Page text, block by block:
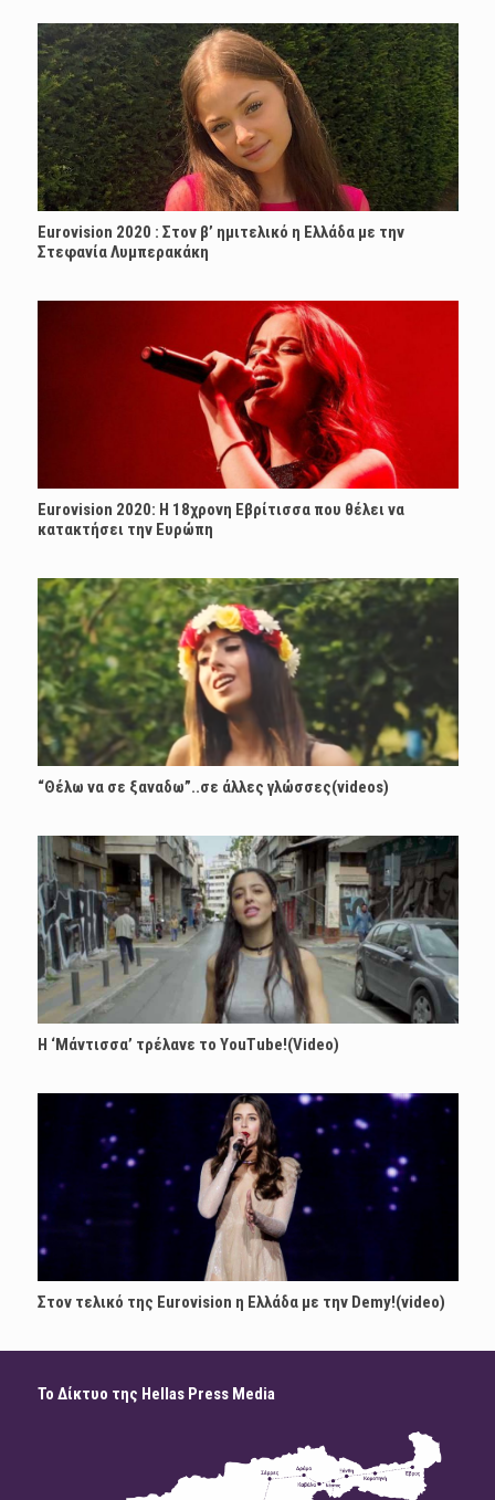
Eurovision 2020 : Στον β’ ημιτελικό η Ελλάδα με την
Στεφανία Λυμπερακάκη
Eurovision 2020: Η 18χρονη Εβρίτισσα που θέλει να
κατακτήσει την Ευρώπη
“Θέλω να σε ξαναδω”..σε άλλες γλώσσες(videos)
Η ‘Μάντισσα’ τρέλανε το YouTube!(Video)
Στον τελικό της Eurovision η Ελλάδα με την Demy!(video)
Το Δίκτυο της Hellas Press Media